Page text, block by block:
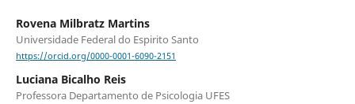
Rovena Milbratz Martins
Universidade Federal do Espirito Santo
https://orcid.org/0000-0001-6090-2151
Luciana Bicalho Reis
Professora Departamento de Psicologia UFES